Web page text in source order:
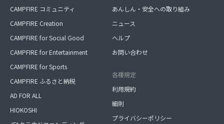
CAMPFIRE コミュニティ
CAMPFIRE Creation
CAMPFIRE for Social Good
CAMPFIRE for Entertainment
CAMPFIRE for Sports
CAMPFIRE ふるさと納税
AD FOR ALL
HIOKOSHI
あんしん・安全への取り組み
ニュース
ヘルプ
お問い合わせ
各種規定
利用規約
細則
プライバシーポリシー